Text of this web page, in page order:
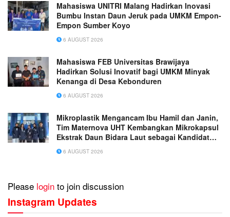
Mahasiswa UNITRI Malang Hadirkan Inovasi
Bumbu Instan Daun Jeruk pada UMKM Empon-
Empon Sumber Koyo
6 AUGUST 2026
Mahasiswa FEB Universitas Brawijaya
Hadirkan Solusi Inovatif bagi UMKM Minyak
Kenanga di Desa Kebonduren
6 AUGUST 2026
Mikroplastik Mengancam Ibu Hamil dan Janin,
Tim Maternova UHT Kembangkan Mikrokapsul
Ekstrak Daun Bidara Laut sebagai Kandidat
Antiinflamasi Plasenta
6 AUGUST 2026
Please login to join discussion
Instagram Updates